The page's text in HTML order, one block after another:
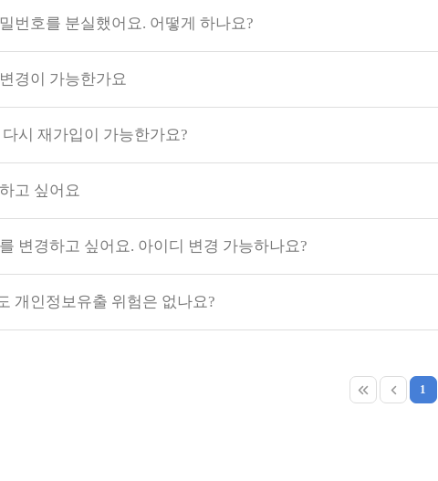
번호를 분실했어요. 어떻게 하나요?
경이 가능한가요
시 재가입이 가능한가요?
고 싶어요
변경하고 싶어요. 아이디 변경 가능하나요?
개인정보유출 위험은 없나요?
1